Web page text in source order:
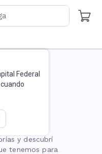
Federal
existe
y descubrí
tenemos para